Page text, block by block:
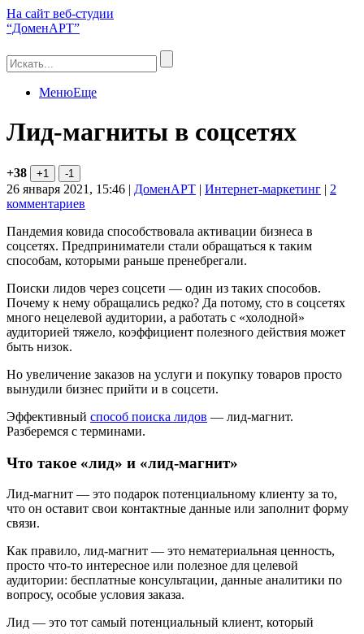
На сайт веб-студии
“ДоменАРТ”
МенюЕще
Лид-магниты в соцсетях
+38
26 января 2021, 15:46 | ДоменАРТ | Интернет-маркетинг | 2
комментариев
Пандемия ковида способствовала активации бизнеса в
соцсетях. Предприниматели стали обращаться к таким
способам, которыми раньше пренебрегали.
Поиски лидов через соцсети — один из таких способов.
Почему к нему обращались редко? Да потому, сто в соцсетях
много нецелевой аудитории, а работать с «холодной»
аудиторией тяжело, коэффициент полезного действия может
быть низок.
Но увеличение заказов на услуги и покупку товаров просто
вынудили бизнес прийти и в соцсети.
Эффективный способ поиска лидов — лид-магнит.
Разберемся с терминами.
Что такое «лид» и «лид-магнит»
Лид-магнит — это подарок потенциальному клиенту за то,
что он оставит свои контактные данные или заполнит форму
связи.
Как правило, лид-магнит — это нематериальная ценность,
просто что-то интересное или полезное для целевой
аудитории: бесплатные консультации, данные аналитики по
вопросу, особые условия заказа.
Лид — это тот самый потенциальный клиент, который